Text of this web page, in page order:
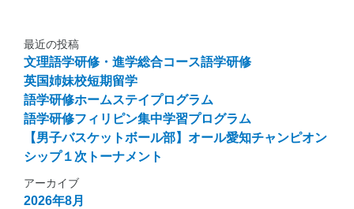
最近の投稿
文理語学研修・進学総合コース語学研修
英国姉妹校短期留学
語学研修ホームステイプログラム
語学研修フィリピン集中学習プログラム
【男子バスケットボール部】オール愛知チャンピオン
シップ１次トーナメント
アーカイブ
2026年8月